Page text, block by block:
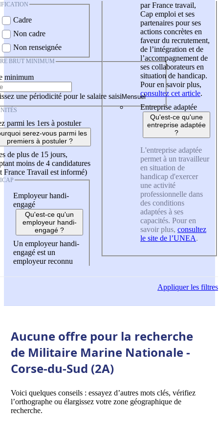
Cadre
Non cadre
Non renseignée
BRUT MINIMUM
minimum
une périodicité pour le salaire saisi
parmi les 1ers à postuler
serez-vous parmi les
premiers à postuler ?
de plus de 15 jours,
moins de 4 candidatures
France Travail est informé)
Employeur handi-
engagé
Qu'est-ce qu'un
employeur handi-
engagé ?
Un employeur handi-
engagé est un
employeur reconnu
par France travail,
Cap emploi et ses
partenaires pour ses
actions concrètes en
faveur du recrutement,
de l’intégration et de
l’accompagnement de
ses collaborateurs en
situation de handicap.
Pour en savoir plus,
consultez cet article.
Entreprise adaptée
Qu'est-ce qu'une
entreprise adaptée
?
L'entreprise adaptée
permet à un travailleur
en situation de
handicap d'exercer
une activité
professionnelle dans
des conditions
adaptées à ses
capacités. Pour en
savoir plus, consultez
le site de l’UNEA.
Appliquerles filtres
Aucune offre pour la recherche
de Militaire Marine Nationale -
Corse-du-Sud (2A)
Voici quelques conseils : essayez d’autres mots clés, vérifiez
l’orthographe ou élargissez votre zone géographique de
recherche.